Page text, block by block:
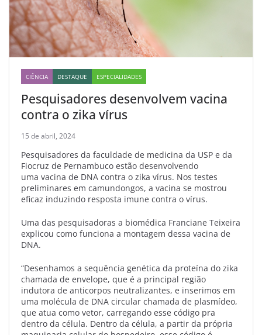
CIÊNCIA DESTAQUE ESPECIALIDADES
Pesquisadores desenvolvem vacina
contra o zika vírus
15 de abril, 2024
Pesquisadores da faculdade de medicina da USP e da
Fiocruz de Pernambuco estão desenvolvendo
uma vacina de DNA contra o zika vírus. Nos testes
preliminares em camundongos, a vacina se mostrou
eficaz induzindo resposta imune contra o vírus.
Uma das pesquisadoras a biomédica Franciane Teixeira
explicou como funciona a montagem dessa vacina de
DNA.
“Desenhamos a sequência genética da proteína do zika
chamada de envelope, que é a principal região
indutora de anticorpos neutralizantes, e inserimos em
uma molécula de DNA circular chamada de plasmídeo,
que atua como vetor, carregando esse código pra
dentro da célula. Dentro da célula, a partir da própria